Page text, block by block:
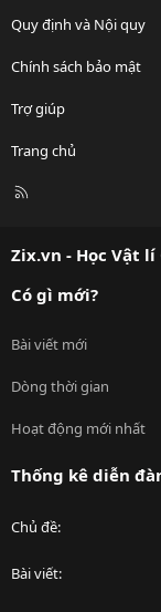
Quy định và Nội quy
Chính sách bảo mật
Trợ giúp
Trang chủ
R
Zix.vn - Học Vật
Có gì mới?
Bài viết mới
Dòng thời gian
Hoạt động mới nhất
Thống kê diễn
Chủ đề
Bài viết